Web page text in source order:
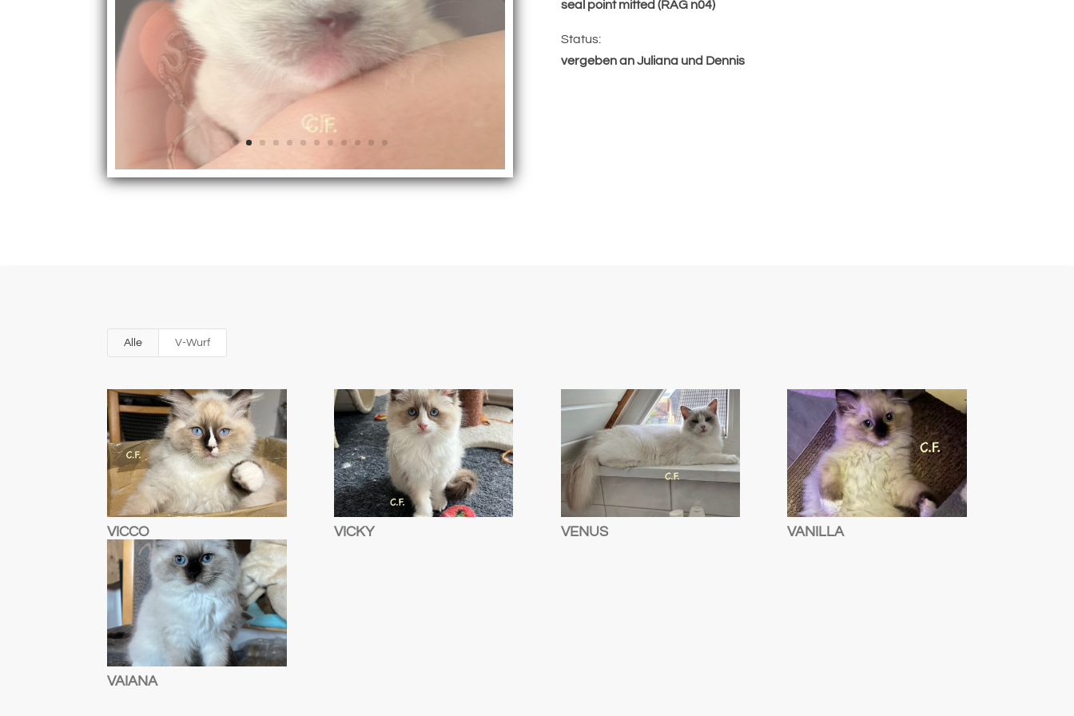
seal point mitted (RAG n04)
Status:
vergeben an Juliana und Dennis
Alle V-Wurf
VICCO VICKY VENUS VANILLA
VAIANA